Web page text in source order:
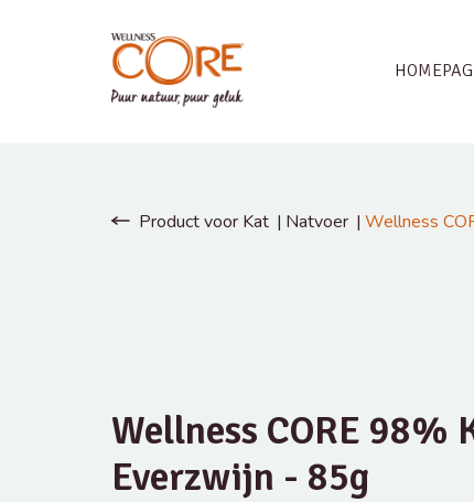
Product voor Kat Natvoer Wellness
Wellness CORE 98%
Everzwijn - 85g